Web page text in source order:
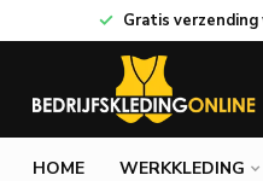
Gratis verzending
HOME WERKKLEDING